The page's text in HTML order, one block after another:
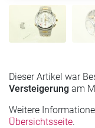
Dieser Artikel war
Versteigerung am
Weitere
Übersichtsseite.